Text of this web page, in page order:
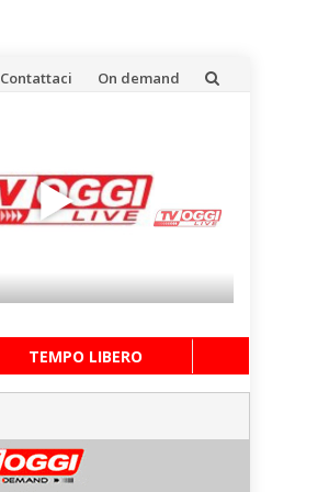
Contattaci On demand
TEMPO LIBERO